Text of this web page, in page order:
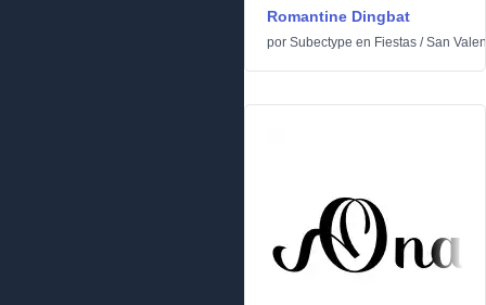
Romantine Dingbat
por Subectype en Fiestas /San